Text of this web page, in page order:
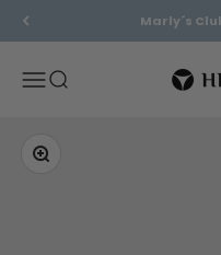
Zum Inhalt springenMarly´s
MenüSuche
Hey
Bild vergrößern